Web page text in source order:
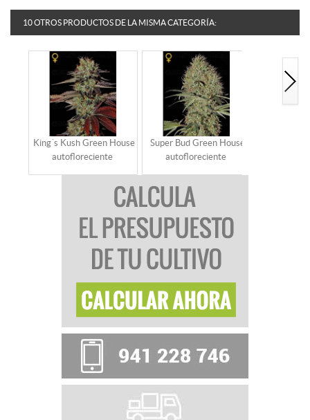
10 OTROS PRODUCTOS DE LA MISMA CATEGORÍA:
King´s Kush Green House
autofloreciente
Super Bud Green House
autofloreciente